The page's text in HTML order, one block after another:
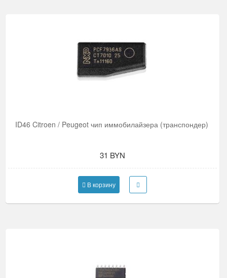
ID46 Citroen / Peugeot чип иммобилайзера (транспондер)
31 BYN
В корзину